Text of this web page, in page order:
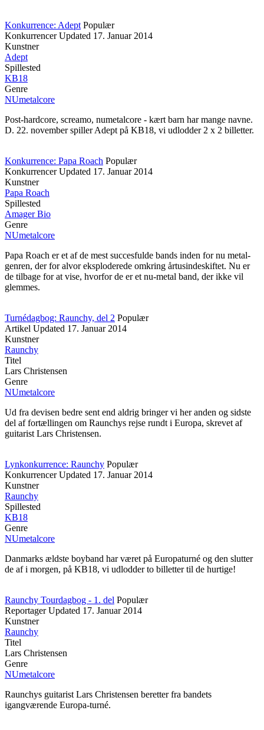
Konkurrence: Adept Populær
Konkurrencer Updated 17. Januar 2014
Kunstner
Adept
Spillested
KB18
Genre
NUmetalcore
Post-hardcore, screamo, numetalcore - kært barn har mange navne.
D. 22. november spiller Adept på KB18, vi udlodder 2 x 2 billetter.
Konkurrence: Papa Roach Populær
Konkurrencer Updated 17. Januar 2014
Kunstner
Papa Roach
Spillested
Amager Bio
Genre
NUmetalcore
Papa Roach er et af de mest succesfulde bands inden for nu metal-
genren, der for alvor eksploderede omkring årtusindeskiftet. Nu er
de tilbage for at vise, hvorfor de er et nu-metal band, der ikke vil
glemmes.
Turnédagbog: Raunchy, del 2 Populær
Artikel Updated 17. Januar 2014
Kunstner
Raunchy
Titel
Lars Christensen
Genre
NUmetalcore
Ud fra devisen bedre sent end aldrig bringer vi her anden og sidste
del af fortællingen om Raunchys rejse rundt i Europa, skrevet af
guitarist Lars Christensen.
Lynkonkurrence: Raunchy Populær
Konkurrencer Updated 17. Januar 2014
Kunstner
Raunchy
Spillested
KB18
Genre
NUmetalcore
Danmarks ældste boyband har været på Europaturné og den slutter
de af i morgen, på KB18, vi udlodder to billetter til de hurtige!
Raunchy Tourdagbog - 1. del Populær
Reportager Updated 17. Januar 2014
Kunstner
Raunchy
Titel
Lars Christensen
Genre
NUmetalcore
Raunchys guitarist Lars Christensen beretter fra bandets
igangværende Europa-turné.